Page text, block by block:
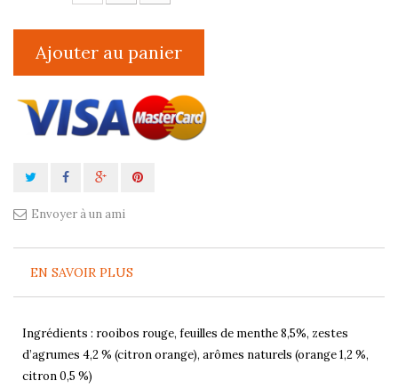
Ajouter au panier
Envoyer à un ami
EN SAVOIR PLUS
Ingrédients : rooibos rouge, feuilles de menthe 8,5%, zestes
d’agrumes 4,2 % (citron orange), arômes naturels (orange 1,2 %,
citron 0,5 %)